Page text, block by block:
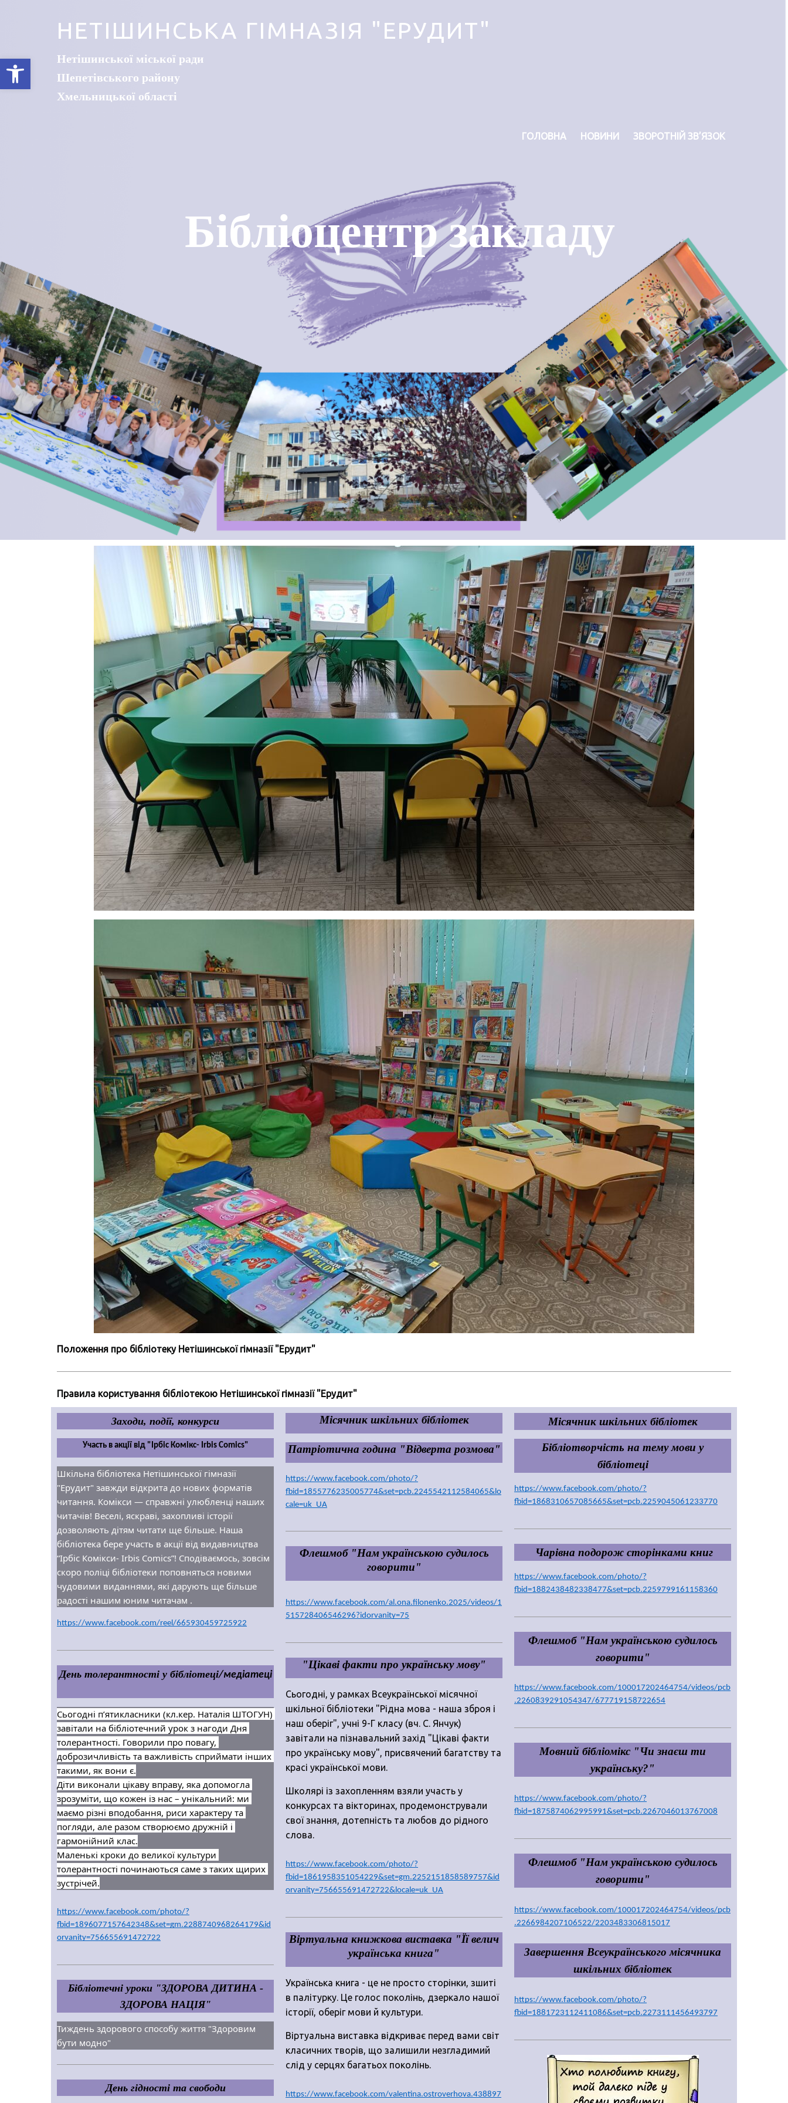
Відкрити Панель інструментів
НЕТІШИНСЬКА ГІМНАЗІЯ "ЕРУДИТ"
Нетішинської міської ради
Шепетівського району
Хмельницької області
ГОЛОВНА НОВИНИ ЗВОРОТНІЙ ЗВ’ЯЗОК
Бібліоцентр закладу
Положення про бібліотеку Нетішинської гімназії "Ерудит"
Правила користування бібліотекою Нетішинської гімназії "Ерудит"
Заходи, події, конкурси
Участь в акції від "Ірбіс Комікс- Irbis Comics"
Шкільна бібліотека Нетішинської гімназії
"Ерудит" завжди відкрита до нових форматів
читання. Комікси — справжні улюбленці наших
читачів! Веселі, яскраві, захопливі історії
дозволяють дітям читати ще більше. Наша
бібліотека бере участь в акції від видавництва
“Ірбіс Комікси- Irbis Comics”! Сподіваємось, зовсім
скоро поліці бібліотеки поповняться новими
чудовими виданнями, які дарують ще більше
радості нашим юним читачам .
https://www.facebook.com/reel/665930459725922
День толерантності у бібліотеці/медіатеці
Сьогодні п’ятикласники (кл.кер. Наталія ШТОГУН)
завітали на бібліотечний урок з нагоди Дня
толерантності. Говорили про повагу,
доброзичливість та важливість сприймати інших
такими, як вони є.
Діти виконали цікаву вправу, яка допомогла
зрозуміти, що кожен із нас – унікальний: ми
маємо різні вподобання, риси характеру та
погляди, але разом створюємо дружній і
гармонійний клас.
Маленькі кроки до великої культури
толерантності починаються саме з таких щирих
зустрічей.
https://www.facebook.com/photo/?
fbid=1896077157642348&set=gm.2288740968264179&id
orvanity=756655691472722
Бібліотечні уроки "ЗДОРОВА ДИТИНА -
ЗДОРОВА НАЦІЯ"
Тиждень здорового способу життя "Здоровим
бути модно"
День гідності та свободи
Місячник шкільних бібліотек
Патріотична година "Відверта розмова"
https://www.facebook.com/photo/?
fbid=1855776235005774&set=pcb.2245542112584065&lo
cale=uk_UA
Флешмоб "Нам українською судилось
говорити"
https://www.facebook.com/al.ona.filonenko.2025/videos/1
515728406546296?idorvanity=75
"Цікаві факти про українську мову"
Сьогодні, у рамках Всеукраїнської місячної
шкільної бібліотеки "Рідна мова - наша зброя і
наш оберіг", учні 9-Г класу (вч. С. Янчук)
завітали на пізнавальний захід "Цікаві факти
про українську мову", присвячений багатству та
красі української мови.
Школярі із захопленням взяли участь у
конкурсах та вікторинах, продемонстрували
свої знання, дотепність та любов до рідного
слова.
https://www.facebook.com/photo/?
fbid=1861958351054229&set=gm.2252151858589757&id
orvanity=756655691472722&locale=uk_UA
Віртуальна книжкова виставка "Її велич
українська книга"
Українська книга - це не просто сторінки, зшиті
в палітурку. Це голос поколінь, дзеркало нашої
історії, оберіг мови й культури.
Віртуальна виставка відкриває перед вами світ
класичних творів, що залишили незгладимий
слід у серцях багатьох поколінь.
https://www.facebook.com/valentina.ostroverhova.438897
Місячник шкільних бібліотек
Бібліотворчість на тему мови у
бібліотеці
https://www.facebook.com/photo/?
fbid=1868310657085665&set=pcb.2259045061233770
Чарівна подорож сторінками книг
https://www.facebook.com/photo/?
fbid=1882438482338477&set=pcb.2259799161158360
Флешмоб "Нам українською судилось
говорити"
https://www.facebook.com/100017202464754/videos/pcb
.2260839291054347/677719158722654
Мовний бібліомікс "Чи знаєш ти
українську?"
https://www.facebook.com/photo/?
fbid=1875874062995991&set=pcb.2267046013767008
Флешмоб "Нам українською судилось
говорити"
https://www.facebook.com/100017202464754/videos/pcb
.2266984207106522/2203483306815017
Завершення Всеукраїнського місячника
шкільних бібліотек
https://www.facebook.com/photo/?
fbid=1881723112411086&set=pcb.2273111456493797